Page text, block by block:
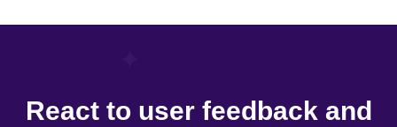
React to user feedback and